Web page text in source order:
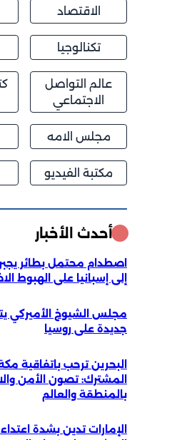
الاقتصاد
تكنالوجيا
عالم التواصل
الاجتماعي
مجلس الامه
مكتبة الفيديو
أحدث الأخبار
اصطدام محتمل بطائر
إلى إسبانيا على الهبوط
مجلس الشيوخ الأميركي
جديدة على روسيا
البحرين ترحب باتفاقية
المشترك: تصون الأمن
بالمنطقة والعالم
الإمارات تدين بشدة